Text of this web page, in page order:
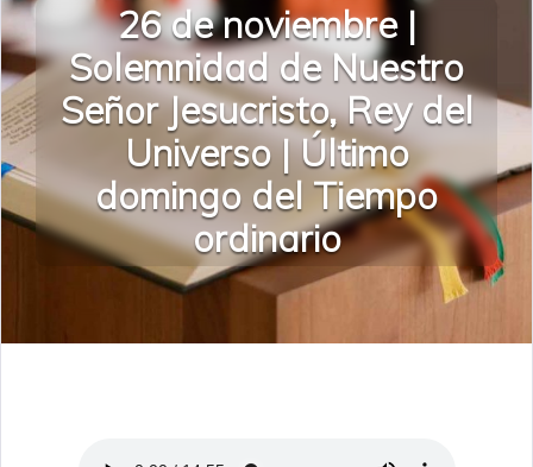
26 de noviembre |
Solemnidad de Nuestro
Señor Jesucristo, Rey del
Universo | Último
domingo del Tiempo
ordinario